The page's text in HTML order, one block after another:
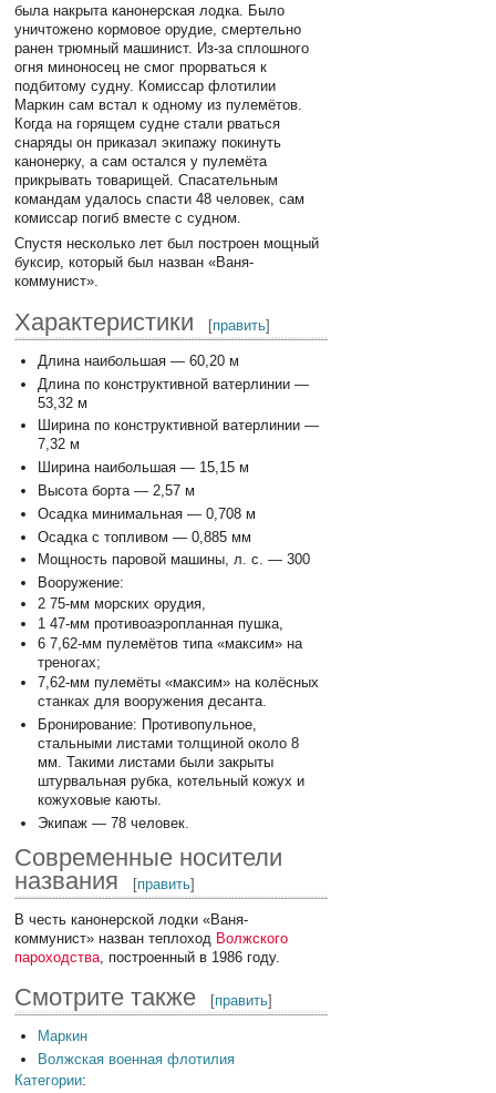
была накрыта канонерская лодка. Было
уничтожено кормовое орудие, смертельно
ранен трюмный машинист. Из-за сплошного
огня миноносец не смог прорваться к
подбитому судну. Комиссар флотилии
Маркин сам встал к одному из пулемётов.
Когда на горящем судне стали рваться
снаряды он приказал экипажу покинуть
канонерку, а сам остался у пулемёта
прикрывать товарищей. Спасательным
командам удалось спасти 48 человек, сам
комиссар погиб вместе с судном.
Спустя несколько лет был построен мощный
буксир, который был назван «Ваня-
коммунист».
Характеристики [править]
Длина наибольшая — 60,20 м
Длина по конструктивной ватерлинии —
53,32 м
Ширина по конструктивной ватерлинии —
7,32 м
Ширина наибольшая — 15,15 м
Высота борта — 2,57 м
Осадка минимальная — 0,708 м
Осадка с топливом — 0,885 мм
Мощность паровой машины, л. с. — 300
Вооружение:
2 75-мм морских орудия,
1 47-мм противоаэропланная пушка,
6 7,62-мм пулемётов типа «максим» на
треногах;
7,62-мм пулемёты «максим» на колёсных
станках для вооружения десанта.
Бронирование: Противопульное,
стальными листами толщиной около 8
мм. Такими листами были закрыты
штурвальная рубка, котельный кожух и
кожуховые каюты.
Экипаж — 78 человек.
Современные носители
названия
[править]
В честь канонерской лодки «Ваня-
коммунист» назван теплоход Волжского
пароходства, построенный в 1986 году.
Смотрите также [править]
Маркин
Волжская военная флотилия
Категории: